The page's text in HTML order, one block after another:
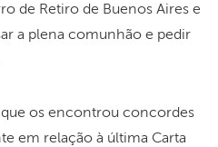
de Retiro de Buenos Aires e
a plena comunhão e pedir
os encontrou concordes
em relação à última Carta